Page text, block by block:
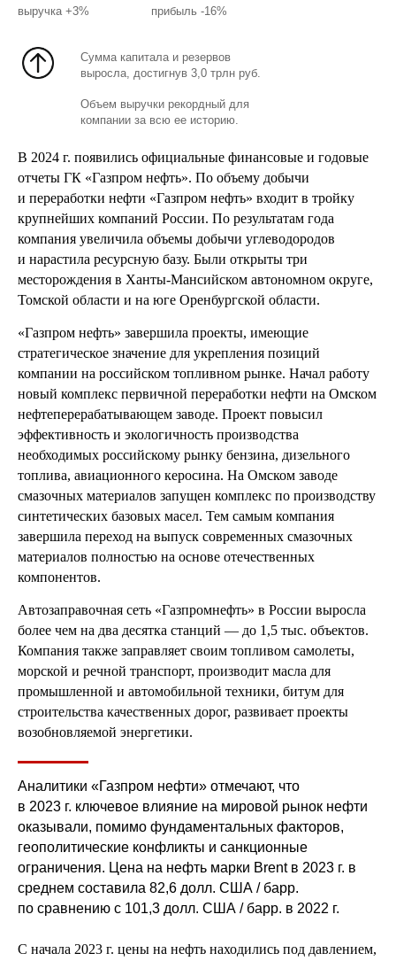
выручка +3% прибыль -16%
Сумма капитала и резервов
выросла, достигнув 3,0 трлн руб.
Объем выручки рекордный для
компании за всю ее историю.
В 2024 г. появились официальные финансовые и годовые
отчеты ГК «Газпром нефть». По объему добычи
и переработки нефти «Газпром нефть» входит в тройку
крупнейших компаний России. По результатам года
компания увеличила объемы добычи углеводородов
и нарастила ресурсную базу. Были открыты три
месторождения в Ханты-Мансийском автономном округе,
Томской области и на юге Оренбургской области.
«Газпром нефть» завершила проекты, имеющие
стратегическое значение для укрепления позиций
компании на российском топливном рынке. Начал работу
новый комплекс первичной переработки нефти на Омском
нефтеперерабатывающем заводе. Проект повысил
эффективность и экологичность производства
необходимых российскому рынку бензина, дизельного
топлива, авиационного керосина. На Омском заводе
смазочных материалов запущен комплекс по производству
синтетических базовых масел. Тем самым компания
завершила переход на выпуск современных смазочных
материалов полностью на основе отечественных
компонентов.
Автозаправочная сеть «Газпромнефть» в России выросла
более чем на два десятка станций — до 1,5 тыс. объектов.
Компания также заправляет своим топливом самолеты,
морской и речной транспорт, производит масла для
промышленной и автомобильной техники, битум для
строительства качественных дорог, развивает проекты
возобновляемой энергетики.
Аналитики «Газпром нефти» отмечают, что
в 2023 г. ключевое влияние на мировой рынок нефти
оказывали, помимо фундаментальных факторов,
геополитические конфликты и санкционные
ограничения. Цена на нефть марки Brent в 2023 г. в
среднем составила 82,6 долл. США / барр.
по сравнению с 101,3 долл. США / барр. в 2022 г.
С начала 2023 г. цены на нефть находились под давлением,